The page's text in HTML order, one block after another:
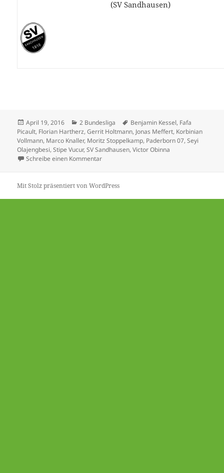
(SV Sandhausen)
Veröffentlicht
am
April 19, 2016 Kategorien
2 Bundesliga Schlagwörter
Benjamin Kessel, Fafa
Picault, Florian Hartherz,Gerrit Holtmann, Jonas Meffert, Korbinian
Vollmann, Marco Knaller, Moritz Stoppelkamp, Paderborn 07,Seyi
Olajengbesi,Stipe Vucur,SV Sandhausen,Victor Obinna
Schreibe einen Kommentarzu SC Paderborn mit wichtigem Schritt –
Mit Stolz präsentiert von WordPress